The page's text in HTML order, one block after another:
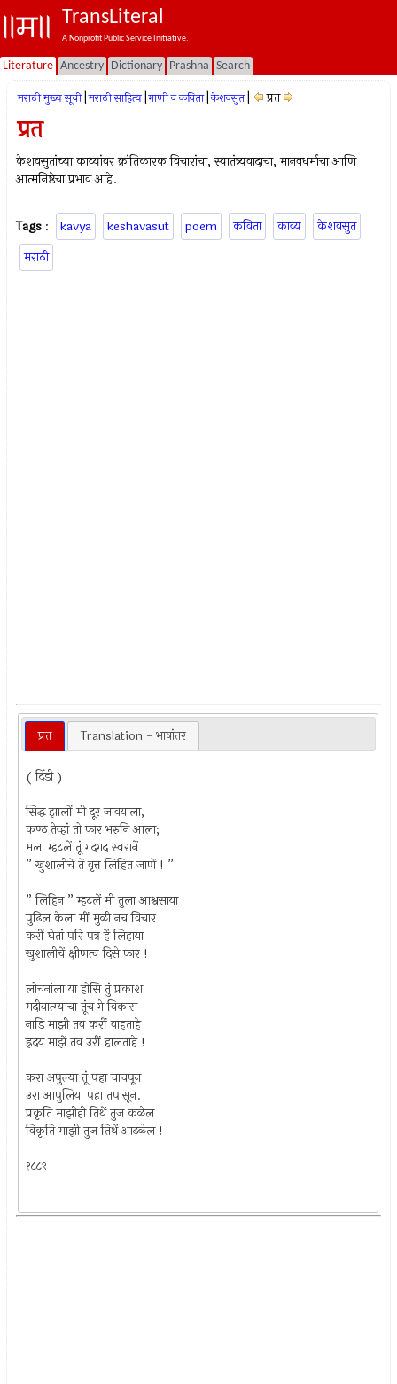
TransLiteral
A Nonprofit Public Service Initiative.
Literature Ancestry Dictionary Prashna Search
मराठी मुख्य सूची मराठी साहित्य गाणी व कविता केशवसुत प्रत
प्रत
केशवसुतांच्या काव्यांवर क्रांतिकारक विचारांचा, स्वातंत्र्यवादाचा, मानवधर्माचा आणि
आत्मनिष्ठेचा प्रभाव आहे.
Tags : kavya keshavasut poem कविता काव्य
केशवसुत
मराठी
प्रत Translation - भाषांतर
( दिंडी )
सिद्ध झालों मी दूर जावयाला,
कण्ठ तेव्हां तो फार भरुनि आला;
मला म्हटलें तूं गद‍गद स्वरानें
” खुशालीचें तें वृत्त लिहित जाणें ! ”
” लिहिन ” म्हटलें मी तुला आश्वसाया
पुढिल केला मीं मुळी नच विचार
करीं घेतां परि पत्र हें लिहाया
खुशालीचें क्षीणत्व दिसे फार !
लोचनांला या होसि तुं प्रकाश
मदीयात्म्याचा तूंच गे विकास
नाडि माझी तव करीं वाहताहे
ह्रदय माझें तव उरीं हालताहे !
करा अपुल्या तूं पहा चाचपून
उरा आपुलिया पहा तपासून.
प्रकृति माझीही तिथें तुज कळेल
विकृति माझी तुज तिथें आढळेल !
१८८९